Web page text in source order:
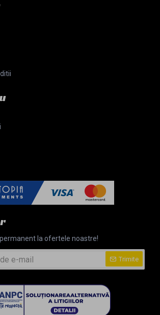
la ofertele noastre!
Trimite